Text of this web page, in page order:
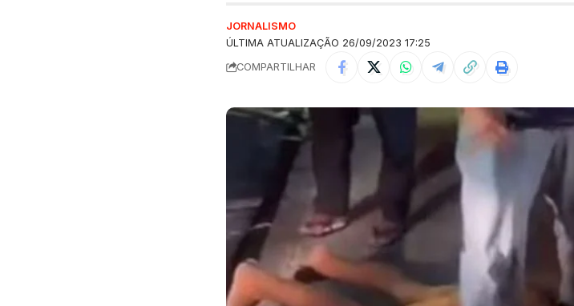
ÚLTIMA ATUALIZAÇÃO 26/09/2023 17:25
JORNALISMO
COMPARTILHAR